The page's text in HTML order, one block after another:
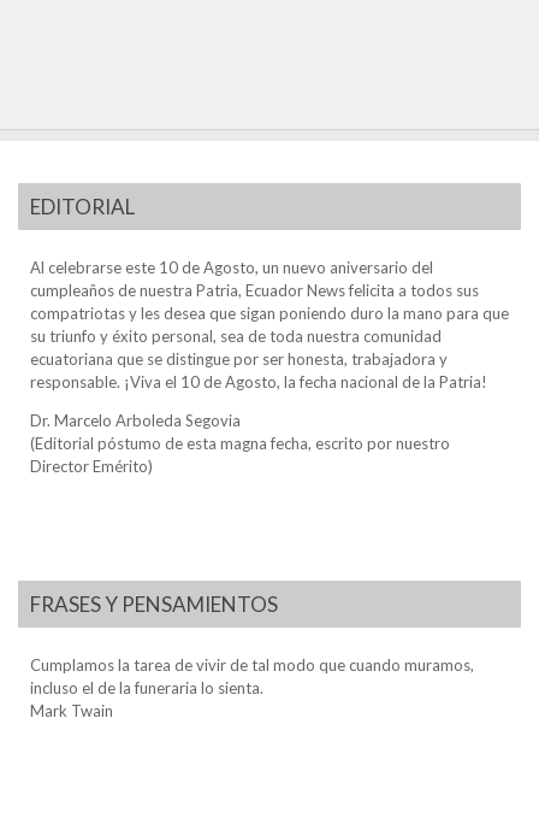
EDITORIAL
Al celebrarse este 10 de Agosto, un nuevo aniversario del
cumpleaños de nuestra Patria, Ecuador News felicita a todos sus
compatriotas y les desea que sigan poniendo duro la mano para que
su triunfo y éxito personal, sea de toda nuestra comunidad
ecuatoriana que se distingue por ser honesta, trabajadora y
responsable. ¡Viva el 10 de Agosto, la fecha nacional de la Patria!
Dr. Marcelo Arboleda Segovia
(Editorial póstumo de esta magna fecha, escrito por nuestro
Director Emérito)
FRASES Y PENSAMIENTOS
Cumplamos la tarea de vivir de tal modo que cuando muramos,
incluso el de la funeraria lo sienta.
Mark Twain